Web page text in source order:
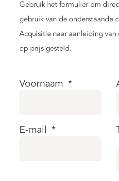
Gebruik het formulier om
gebruik van de onderstaande
Acquisitie naar aanleiding van
op prijs gesteld.
Voornaam *
E-mail *